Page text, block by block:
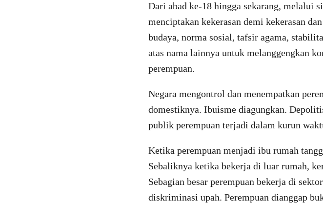
Dari abad ke-18 hingga sekarang, melalui
menciptakan kekerasan demi kekerasan
budaya, norma sosial, tafsir agama,
atas nama lainnya untuk melanggengkan
perempuan.
Negara mengontrol dan menempatkan
domestiknya. Ibuisme diagungkan.
publik perempuan terjadi dalam kurun
Ketika perempuan menjadi ibu rumah
Sebaliknya ketika bekerja di luar rumah,
Sebagian besar perempuan bekerja di
diskriminasi upah. Perempuan dianggap